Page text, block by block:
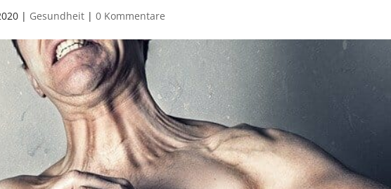
| Gesundheit |0 Kommentare